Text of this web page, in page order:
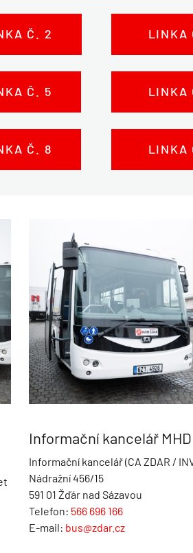
Č. 2 LINKA
Č. 5 LINKA
Č. 8 LINKA
Informační kancelář
Informační kancelář (CA ZDAR /
Nádražní 456/15
591 01 Žďár nad Sázavou
Telefon: 566 696 166
E-mail: bus@zdar.cz